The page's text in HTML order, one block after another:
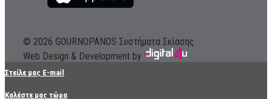
© 2026 GOURNOPANOS Συστήματα Σκίασης
Web Design & Development by
Στείλε μας E-mail
Καλέστε μας τώρα